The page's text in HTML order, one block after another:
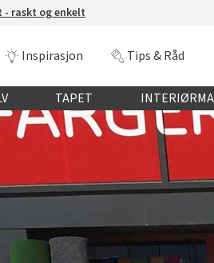
raskt og enkelt
Inspirasjon Tips & Råd
mobil
TAPET